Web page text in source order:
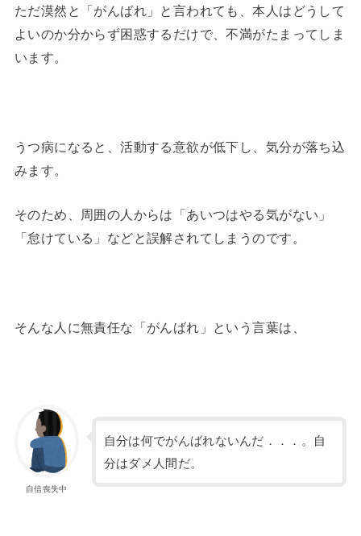
ただ漠然と「がんばれ」と言われても、本人はどうして
よいのか分からず困惑するだけで、不満がたまってしま
います。
うつ病になると、活動する意欲が低下し、気分が落ち込
みます。
そのため、周囲の人からは「あいつはやる気がない」
「怠けている」などと誤解されてしまうのです。
そんな人に無責任な「がんばれ」という言葉は、
自信喪失中
自分は何でがんばれないんだ．．．。自
分はダメ人間だ。